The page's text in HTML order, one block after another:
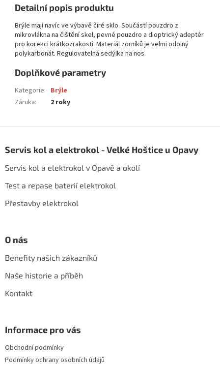
Detailní popis produktu
Brýle mají navíc ve výbavě čiré sklo. Součástí pouzdro z
mikrovlákna na čištění skel, pevné pouzdro a dioptrický adeptér
pro korekci krátkozrakosti. Materiál zorníků je velmi odolný
polykarbonát. Regulovatelná sedýlka na nos.
Doplňkové parametry
Kategorie: Brýle
Záruka: 2 roky
pServis kol a elektrokol - Velké Hoštice u Opavy
Servis kol a elektrokol v Opavě a okolí
Test a repase baterií elektrokol
Přestavby elektrokol
O nás
Benefity našich zákazníků
Naše historie a příběh
Kontakt
Informace pro vás
Obchodní podmínky
Podmínky ochrany osobních údajů